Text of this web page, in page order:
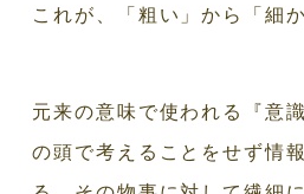
これが、「粗い」から「細
元来の意味で使われる『意
の頭で考えることをせず情